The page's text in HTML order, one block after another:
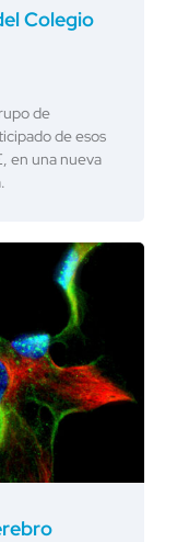
Colegio
de
de esos
en una nueva